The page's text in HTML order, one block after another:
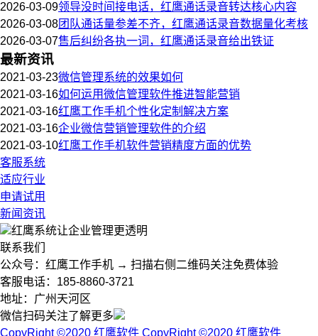
2026-03-09领导没时间接电话，红鹰通话录音转达核心内容
2026-03-08团队通话量参差不齐，红鹰通话录音数据量化考核
2026-03-07售后纠纷各执一词，红鹰通话录音给出铁证
最新资讯
2021-03-23微信管理系统的效果如何
2021-03-16如何运用微信管理软件推进智能营销
2021-03-16红鹰工作手机个性化定制解决方案
2021-03-16企业微信营销管理软件的介绍
2021-03-10红鹰工作手机软件营销精度方面的优势
客服系统
适应行业
申请试用
新闻资讯
红鹰系统让企业管理更透明
联系我们
公众号：红鹰工作手机 → 扫描右侧二维码关注免费体验
客服电话：185-8860-3721
地址：广州天河区
微信扫码关注了解更多
CopyRight ©2020 红鹰软件 CopyRight ©2020 红鹰软件